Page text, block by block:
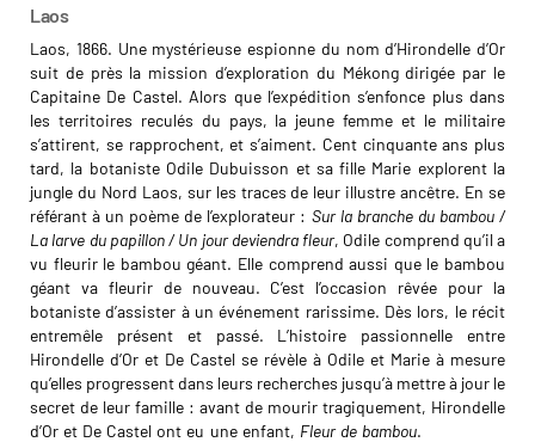
Laos
Laos, 1866. Une mystérieuse espionne du nom d’Hirondelle d’Or
suit de près la mission d’exploration du Mékong dirigée par le
Capitaine De Castel. Alors que l’expédition s’enfonce plus dans
les territoires reculés du pays, la jeune femme et le militaire
s’attirent, se rapprochent, et s’aiment. Cent cinquante ans plus
tard, la botaniste Odile Dubuisson et sa fille Marie explorent la
jungle du Nord Laos, sur les traces de leur illustre ancêtre. En se
référant à un poème de l’explorateur : Sur la branche du bambou /
La larve du papillon / Un jour deviendra fleur, Odile comprend qu’il a
vu fleurir le bambou géant. Elle comprend aussi que le bambou
géant va fleurir de nouveau. C’est l’occasion rêvée pour la
botaniste d’assister à un événement rarissime. Dès lors, le récit
entremêle présent et passé. L’histoire passionnelle entre
Hirondelle d’Or et De Castel se révèle à Odile et Marie à mesure
qu’elles progressent dans leurs recherches jusqu’à mettre à jour le
secret de leur famille : avant de mourir tragiquement, Hirondelle
d’Or et De Castel ont eu une enfant, Fleur de bambou.